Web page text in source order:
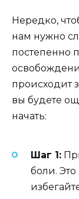
Нередко,
нам нужно
постепенно
происходит
вы будете
начать:
Шаг 1:
боли.